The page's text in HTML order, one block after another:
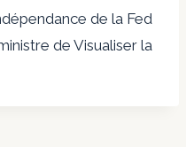
de la Fed
de Visualiser la